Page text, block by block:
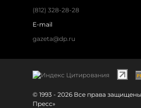
(812) 328-28-28
E-mail
gazeta@dp.ru
© 1993 - 2026 Все права
Пресс»